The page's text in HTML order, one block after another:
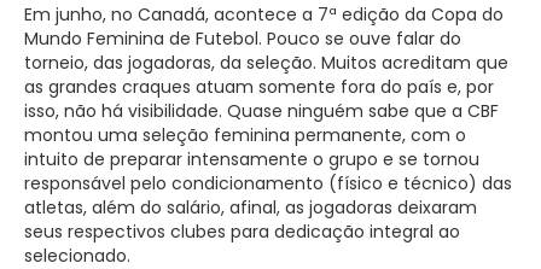
Em junho, no Canadá, acontece a 7ª edição da Copa do
Mundo Feminina de Futebol. Pouco se ouve falar do
torneio, das jogadoras, da seleção. Muitos acreditam que
as grandes craques atuam somente fora do país e, por
isso, não há visibilidade. Quase ninguém sabe que a CBF
montou uma seleção feminina permanente, com o
intuito de preparar intensamente o grupo e se tornou
responsável pelo condicionamento (físico e técnico) das
atletas, além do salário, afinal, as jogadoras deixaram
seus respectivos clubes para dedicação integral ao
selecionado.